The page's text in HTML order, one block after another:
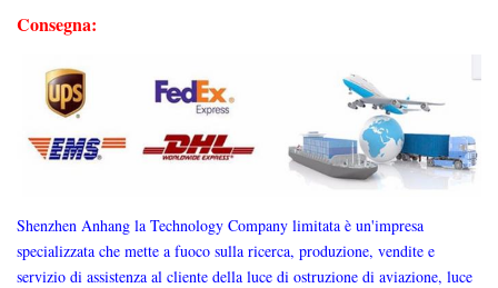
Consegna:
Shenzhen Anhang la Technology Company limitata è un'impresa
specializzata che mette a fuoco sulla ricerca, produzione, vendite e
servizio di assistenza al cliente della luce di ostruzione di aviazione, luce